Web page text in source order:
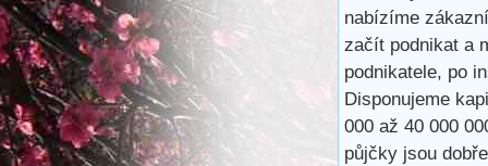
nabízíme
začít podnikat a
podnikatele, po
Disponujeme
000 až 40 000
půjčky jsou